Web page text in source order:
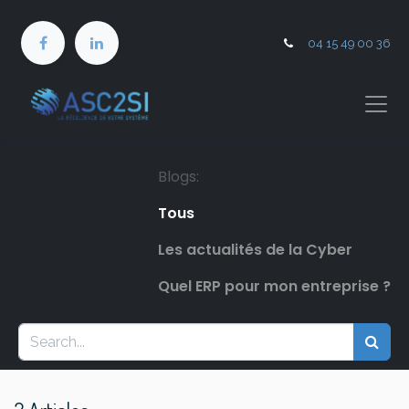
04 15 49 00 36
Blogs:
Tous
Les actualités de la Cyber
Quel ERP pour mon entreprise ?